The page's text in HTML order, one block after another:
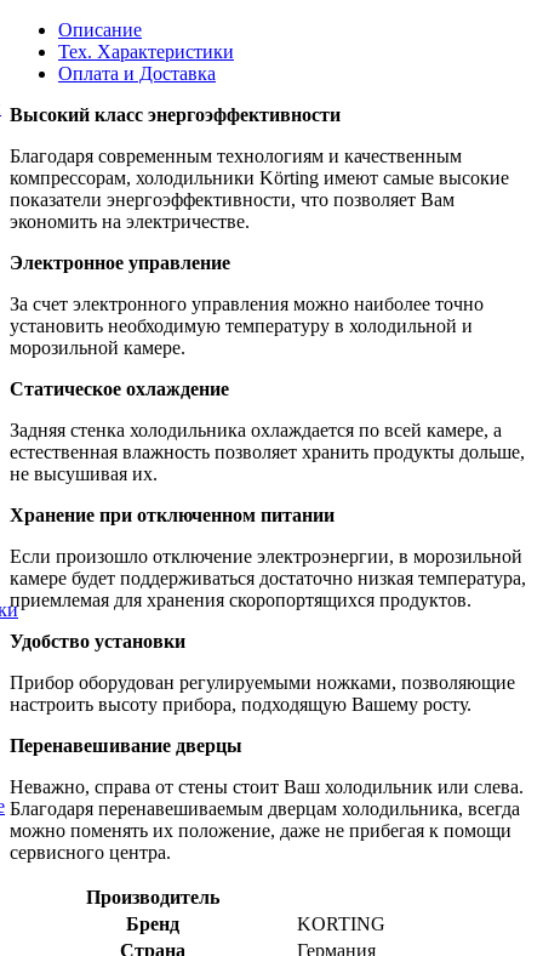
Описание
Тех. Характеристики
Оплата и Доставка
Высокий класс энергоэффективности
Благодаря современным технологиям и качественным
компрессорам, холодильники Körting имеют самые высокие
показатели энергоэффективности, что позволяет Вам
экономить на электричестве.
Электронное управление
За счет электронного управления можно наиболее точно
установить необходимую температуру в холодильной и
морозильной камере.
Статическое охлаждение
Задняя стенка холодильника охлаждается по всей камере, а
естественная влажность позволяет хранить продукты дольше,
не высушивая их.
Хранение при отключенном питании
Если произошло отключение электроэнергии, в морозильной
камере будет поддерживаться достаточно низкая температура,
приемлемая для хранения скоропортящихся продуктов.
Удобство установки
Прибор оборудован регулируемыми ножками, позволяющие
настроить высоту прибора, подходящую Вашему росту.
Перенавешивание дверцы
Неважно, справа от стены стоит Ваш холодильник или слева.
Благодаря перенавешиваемым дверцам холодильника, всегда
можно поменять их положение, даже не прибегая к помощи
сервисного центра.
Производитель
Бренд
KORTING
Страна
Германия